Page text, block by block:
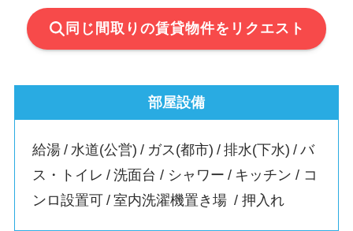
同じ間取りの賃貸物件をリクエスト
部屋設備
給湯 / 水道(公営) / ガス(都市) / 排水(下水) / バ
ス・トイレ / 洗面台 / シャワー / キッチン / コ
ンロ設置可 / 室内洗濯機置き場 / 押入れ